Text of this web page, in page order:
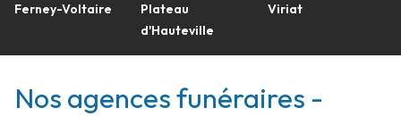
Ferney-Voltaire
Plateau
d'Hauteville
Viriat
Nos agences funéraires -